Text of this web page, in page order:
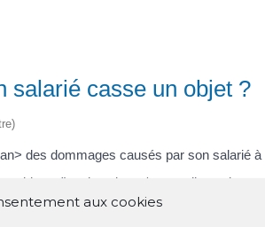
aux cookies
salarié casse un objet ?
des dommages causés par son salarié à
span>, il peut le
<a href="https://st-meard-de-dronne.fr/